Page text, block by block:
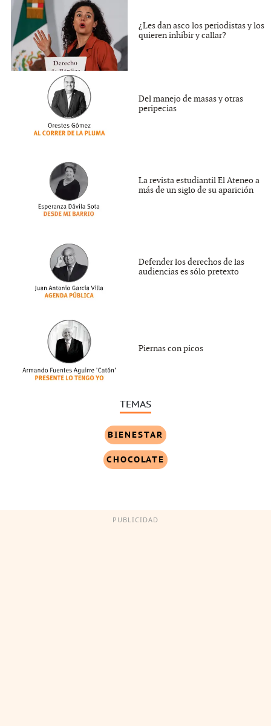
¿Les dan asco los periodistas y los
quieren inhibir y callar?
Del manejo de masas y otras
peripecias
La revista estudiantil El Ateneo a
más de un siglo de su aparición
Defender los derechos de las
audiencias es sólo pretexto
Piernas con picos
TEMAS
BIENESTAR
CHOCOLATE
PUBLICIDAD